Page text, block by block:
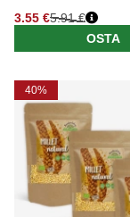
3.55 €
Normaali hinta
5.91 €
OSTA
40%